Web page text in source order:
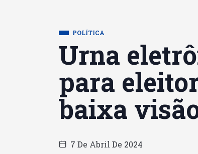
POLÍTICA
Urna
para
baixa
7 De Abril De 2024